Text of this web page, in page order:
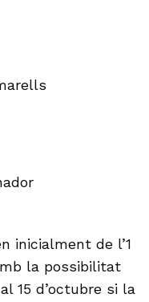
inicialment de l’1
la possibilitat
15 d’octubre si la